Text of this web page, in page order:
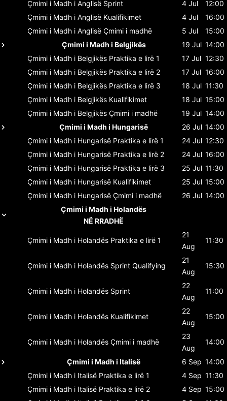
Çmimi i Madh i Anglisë Sprint 4 Jul
12:00
Çmimi i Madh i Anglisë Kualifikimet 4 Jul
16:00
Çmimi i Madh i Anglisë Çmimi i madhë 5 Jul
15:00
Çmimi i Madh i Belgjikës
19 Jul 14:00
Çmimi i Madh i Belgjikës Praktika e lirë 1 17 Jul 12:30
Çmimi i Madh i Belgjikës Praktika e lirë 2 17 Jul 16:00
Çmimi i Madh i Belgjikës Praktika e lirë 3 18 Jul 11:30
Çmimi i Madh i Belgjikës Kualifikimet 18 Jul 15:00
Çmimi i Madh i Belgjikës Çmimi i madhë 19 Jul 14:00
Çmimi i Madh i Hungarisë
26 Jul 14:00
Çmimi i Madh i Hungarisë Praktika e lirë 1 24 Jul 12:30
Çmimi i Madh i Hungarisë Praktika e lirë 2 24 Jul 16:00
Çmimi i Madh i Hungarisë Praktika e lirë 3 25 Jul 11:30
Çmimi i Madh i Hungarisë Kualifikimet 25 Jul 15:00
Çmimi i Madh i Hungarisë Çmimi i madhë 26 Jul 14:00
Çmimi i Madh i Holandës
NË RRADHË
Çmimi i Madh i Holandës Praktika e lirë 1
21
Aug
11:30
Çmimi i Madh i Holandës Sprint Qualifying
21
Aug
15:30
Çmimi i Madh i Holandës Sprint
22
Aug
11:00
Çmimi i Madh i Holandës Kualifikimet
22
Aug
15:00
Çmimi i Madh i Holandës Çmimi i madhë
23
Aug
14:00
Çmimi i Madh i Italisë 6 Sep 14:00
Çmimi i Madh i Italisë Praktika e lirë 1 4 Sep 11:30
Çmimi i Madh i Italisë Praktika e lirë 2 4 Sep 15:00